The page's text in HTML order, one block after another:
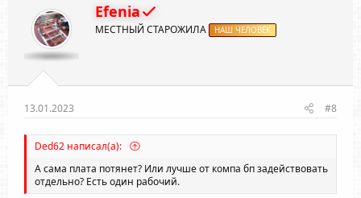
Efenia
МЕСТНЫЙ СТАРОЖИЛА НАШ ЧЕЛОВЕК
13.01.2023 #8
Ded62 написал(а):
А сама плата потянет? Или лучше от компа бп задействовать
отдельно? Есть один рабочий.